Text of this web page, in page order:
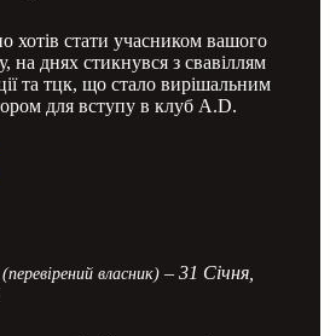
хотів стати учасником вашого
на днях стикнувся з свавіллям
та тцк, що стало вирішальним
для вступу в клуб A.D.
(перевірений власник) – 31 Січня,